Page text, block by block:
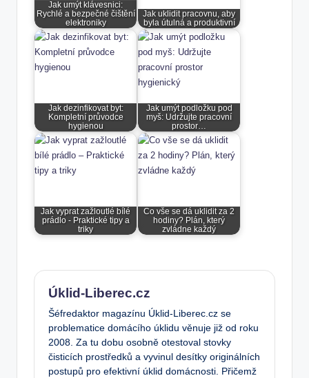
Jak umýt klávesnici:
Rychlé a bezpečné čištění
elektroniky
Jak uklidit pracovnu, aby
byla útulná a produktivní
Jak dezinfikovat byt:
Kompletní průvodce
hygienou
Jak umýt podložku pod
myš: Udržujte pracovní
prostor…
Jak vyprat zažloutlé bílé
prádlo - Praktické tipy a
triky
Co vše se dá uklidit za 2
hodiny? Plán, který
zvládne každý
Úklid-Liberec.cz
Šéfredaktor magazínu Úklid-Liberec.cz se
problematice domácího úklidu věnuje již od roku
2008. Za tu dobu osobně otestoval stovky
čisticích prostředků a vyvinul desítky originálních
postupů pro efektivní úklid domácnosti. Přičemž